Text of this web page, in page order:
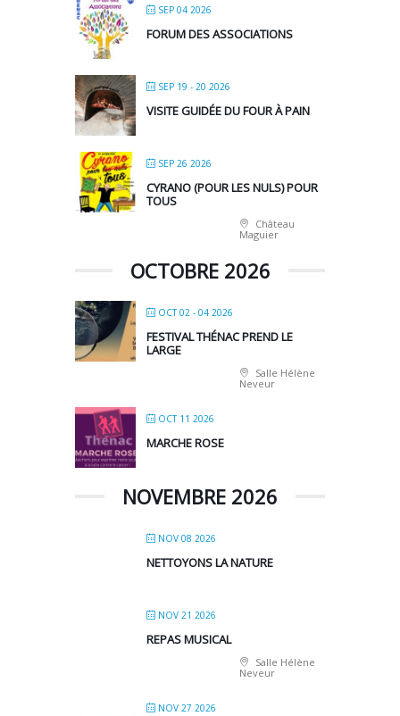
SEP 04 2026
FORUM DES ASSOCIATIONS
SEP 19 - 20 2026
VISITE GUIDÉE DU FOUR À PAIN
SEP 26 2026
CYRANO (POUR LES NULS) POUR
TOUS
Château
Maguier
OCTOBRE 2026
OCT 02 - 04 2026
FESTIVAL THÉNAC PREND LE
LARGE
Salle Hélène
Neveur
OCT 11 2026
MARCHE ROSE
NOVEMBRE 2026
NOV 08 2026
NETTOYONS LA NATURE
NOV 21 2026
REPAS MUSICAL
Salle Hélène
Neveur
NOV 27 2026